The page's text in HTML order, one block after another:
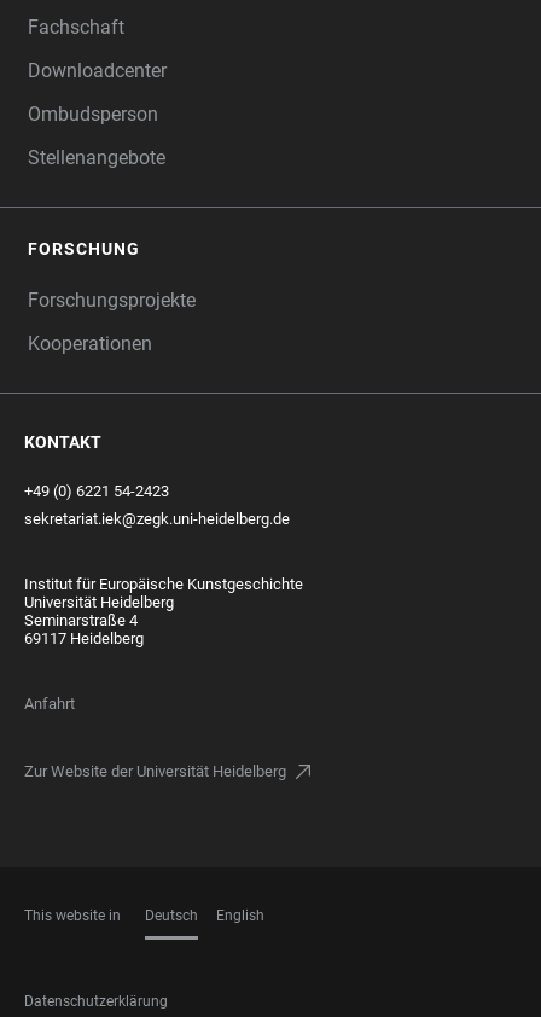
Fachschaft
Downloadcenter
Ombudsperson
Stellenangebote
FORSCHUNG
Forschungsprojekte
Kooperationen
KONTAKT
+49 (0) 6221 54-2423
sekretariat.iek@zegk.uni-heidelberg.de
Institut für Europäische Kunstgeschichte
Universität Heidelberg
Seminarstraße 4
69117 Heidelberg
Anfahrt
Zur Website der Universität Heidelberg
This website in Deutsch English
FOOTER
Datenschutzerklärung